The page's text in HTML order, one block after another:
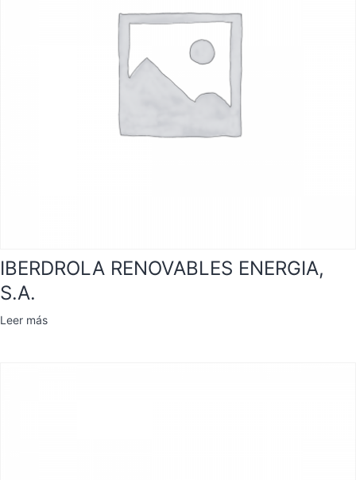
IBERDROLA RENOVABLES ENERGIA,
S.A.
Leer más